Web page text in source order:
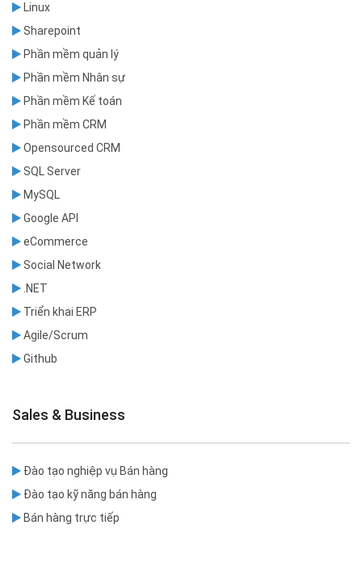
Linux
Sharepoint
Phần mềm quản lý
Phần mềm Nhân sự
Phần mềm Kế toán
Phần mềm CRM
Opensourced CRM
SQL Server
MySQL
Google API
eCommerce
Social Network
.NET
Triển khai ERP
Agile/Scrum
Github
Sales & Business
Đào tạo nghiệp vụ Bán hàng
Đào tạo kỹ năng bán hàng
Bán hàng trực tiếp